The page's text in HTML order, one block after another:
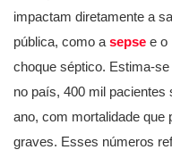
impactam diretamente a
pública, como a sepse e o
choque séptico. Estima-se
no país, 400 mil
ano, com mortalidade que
graves. Esses números